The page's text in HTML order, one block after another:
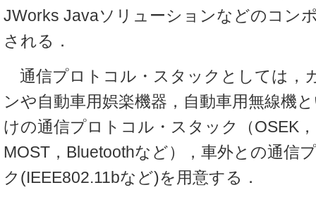
JWorks Javaソリューションなどのコン
される．
通信プロトコル・スタックとしては，
ンや自動車用娯楽機器，自動車用無線機
けの通信プロトコル・スタック（OSEK
MOST，Bluetoothなど），車外との通信
ク(IEEE802.11bなど)を用意する．